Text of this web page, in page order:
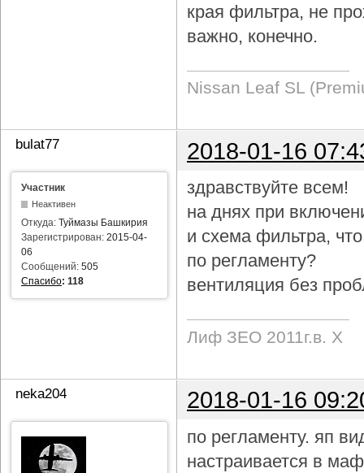
края фильтра, не
важно, конечно.
Nissan Leaf SL
bulat77 2018-01-16
Участник
Неактивен
Откуда: Туймазы Башкирия
Зарегистрирован: 2015-04-
06
Сообщений: 505
Спасибо: 118
здравствуйте всем!
на днях при
и схема фильтра,
по регламенту?
вентиляция без
Лиф ЗЕО 2011г.в. Х
neka204 2018-01-16
по регламенту. яп
настраивается в